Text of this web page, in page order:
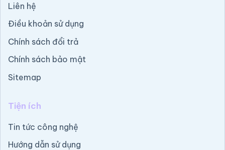
Liên hệ
Điều khoản sử dụng
Chính sách đổi trả
Chính sách bảo mật
Sitemap
Tiện ích
Tin tức công nghệ
Hướng dẫn sử dụng